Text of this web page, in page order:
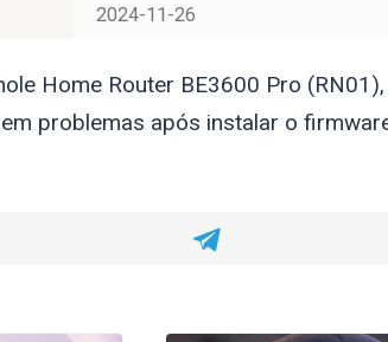
2024-11-26
Home Router BE3600 Pro
problemas após instalar o